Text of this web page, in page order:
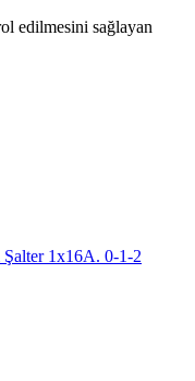
edilmesini sağlayan
1x16A. 0-1-2